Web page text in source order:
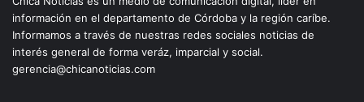
información en el departamento de Córdoba y la región caríbe.
Informamos a través de nuestras redes sociales noticias de
interés general de forma veráz, imparcial y social.
gerencia@chicanoticias.com